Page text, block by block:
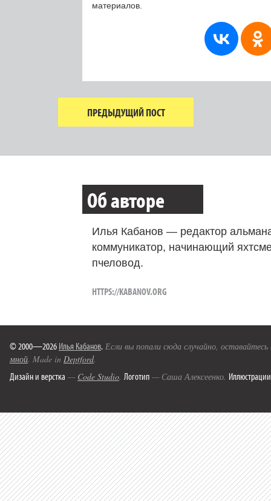
материалов.
ПРЕДЫДУЩИЙ ПОСТ
Об авторе
Илья Кабанов — редактор
коммуникатор, начинающий
пчеловод.
HTTPS://KABANOV.ORG
© 2000—2026 Илья Кабанов. Если вы попали сюда случайно,
мной. Made in Deptford.
Дизайн и верстка — Code Studio. Логотип — Саша Алексеенко. Иллюстрации